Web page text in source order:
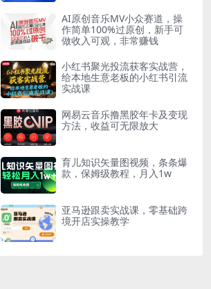
AI原创音乐MV小众赛道，操
作简单100%过原创，新手可
做收入可观，非常赚钱
小红书聚光投流获客实战营，
给本地生意老板的小红书引流
实战课
网易云音乐撸黑胶年卡及变现
方法，收益可无限放大
育儿知识矢量图视频，条条爆
款，保姆级教程，月入1w
亚马逊跟卖实战课，零基础跨
境开店实操教学